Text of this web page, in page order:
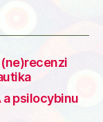
a psilocybinu